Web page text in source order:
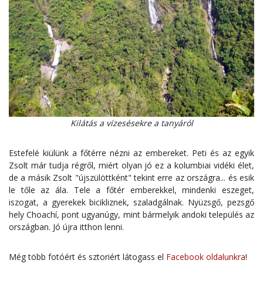
Kilátás a vízesésekre a tanyáról
Estefelé kiülünk a főtérre nézni az embereket. Peti és az egyik
Zsolt már tudja régről, miért olyan jó ez a kolumbiai vidéki élet,
de a másik Zsolt "újszülöttként" tekint erre az országra... és esik
le tőle az ála. Tele a főtér emberekkel, mindenki eszeget,
iszogat, a gyerekek bicikliznek, szaladgálnak. Nyüzsgő, pezsgő
hely Choachí, pont ugyanúgy, mint bármelyik andoki település az
országban. Jó újra itthon lenni.
Még több fotóért és sztoriért látogass el Facebook oldalunkra!